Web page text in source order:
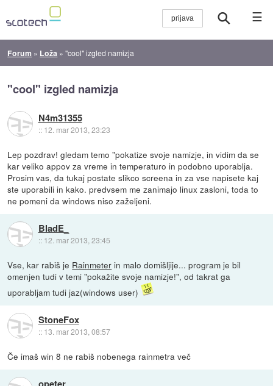
☰
Forum » Loža »"cool" izgled namizja
"cool" izgled namizja
N4m31355
:: 12. mar 2013, 23:23
Lep pozdrav! gledam temo "pokatize svoje namizje, in vidim da se
kar veliko appov za vreme in temperaturo in podobno uporablja.
Prosim vas, da tukaj postate slikco screena in za vse napisete kaj
ste uporabili in kako. predvsem me zanimajo linux zasloni, toda to
ne pomeni da windows niso zaželjeni.
BladE_
:: 12. mar 2013, 23:45
Vse, kar rabiš je Rainmeter in malo domišljije... program je bil
omenjen tudi v temi "pokažite svoje namizje!", od takrat ga
uporabljam tudi jaz(windows user)
StoneFox
:: 13. mar 2013, 08:57
Če imaš win 8 ne rabiš nobenega rainmetra več